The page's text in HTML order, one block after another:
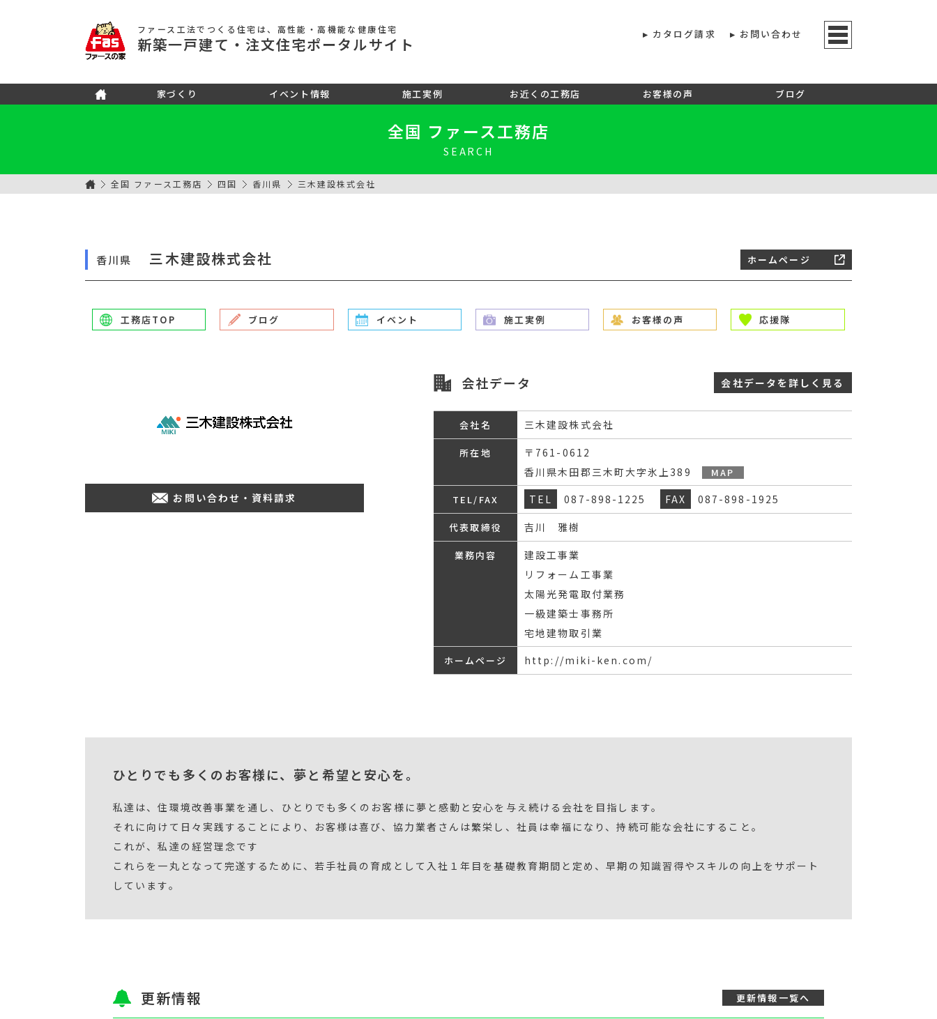
ファース工法でつくる住宅 は、高性能・高機能な健康住宅
新築一戸建て ・注文住宅ポータルサイト
カタログ請求 お問い合わせ
家づくり イベント情報 施工実例 お近くの工務店 お客様の声 ブログ
全国 ファース工務店
SEARCH
全国 ファース工務店 四国 香川県 三木建設株式会社
香川県 三木建設株式会社 ホームページ
工務店TOP ブログ イベント 施工実例 お客様の声 応援隊
お問い合わせ・資料請求
会社データ 会社データを詳しく見る
会社名 三木建設株式会社
所在地
〒761-0612
香川県木田郡三木町大字氷上389
MAP
TEL/FAX TEL 087-898-1225 FAX 087-898-1925
代表取締役 吉川 雅樹
業務内容
建設工事業
リフォーム工事業
太陽光発電取付業務
一級建築士事務所
宅地建物取引業
ホームページ http://miki-ken.com/
ひとりでも多くのお客様に、夢と希望と安心を。
私達は、住環境改善事業を通し、ひとりでも多くのお客様に夢と感動と安心を与え続ける会社を目指します。
それに向けて日々実践することにより、お客様は喜び、協力業者さんは繁栄し、社員は幸福になり、持続可能な会社にすること。
これが、私達の経営理念です
これらを一丸となって完遂するために、若手社員の育成として入社１年目を基礎教育期間と定め、早期の知識習得やスキルの向上をサポート
しています。
更新情報 更新情報 一覧へ